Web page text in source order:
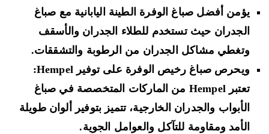
يؤمن أفضل صباغ الوفرة الطينة اليابانية مع صباغ
الجدران حيث تستخدم للطلاء الجدران والأسقف
وتغطي مشاكل الجدران من الرطوبة والتشققات.
ويحرص صباغ رخيص الوفرة على توفير Hempel:
تعتبر Hempel من الماركات المتخصصة في صباغ
الأبواب والجدران الخارجية، تتميز بتوفير ألوان طويلة
الأمد ومقاومة للتآكل والعوامل الجوية.